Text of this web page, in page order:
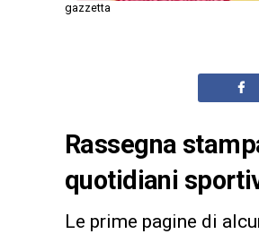
gazzetta
Rassegna
quotidiani
Le prime pagine di